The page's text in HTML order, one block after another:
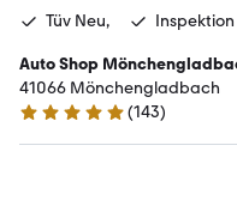
Tüv Neu,
Inspektion
Auto Shop
41066 Mönchengladbach
4.9 Sterne
(143)